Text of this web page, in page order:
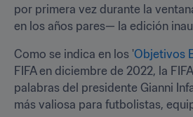
por primera vez durante la
en los años pares— la edición
Como se indica en los 'Objetivos
FIFA en diciembre de 2022, la
palabras del presidente Gianni
más valiosa para futbolistas,